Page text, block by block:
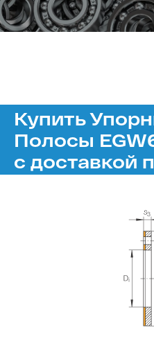
Купить
Полосы
с доставкой